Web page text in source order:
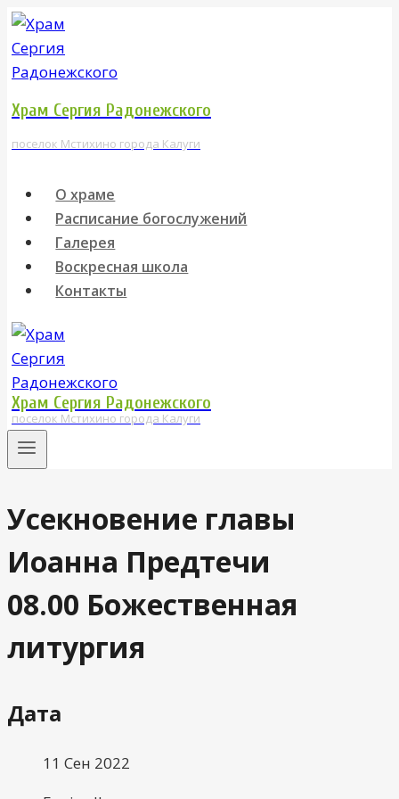
Перейти
к
содержимому
Храм Сергия Радонежского
поселок Мстихино города Калуги
О храме
Расписание богослужений
Галерея
Воскресная школа
Контакты
Храм Сергия Радонежского
поселок Мстихино города Калуги
Усекновение главы
Иоанна Предтечи
08.00 Божественная
литургия
Дата
11 Сен 2022